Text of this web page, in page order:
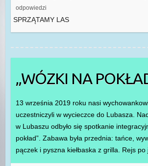
odpowiedzi
SPRZĄTAMY LAS
„WÓZKI NA
13 września 2019 roku nasi
uczestniczyli w wycieczce do Lubasza.
w Lubaszu odbyło się spotkanie
pokład”. Zabawa była przednia: tańce,
pączek i pyszna kiełbaska z grilla. Rejs po